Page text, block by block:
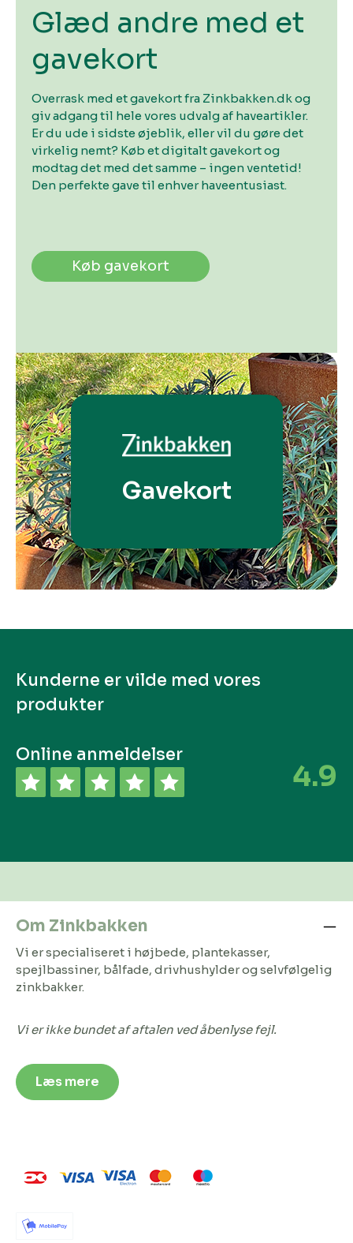
Glæd andre med et
gavekort
Overrask med et gavekort fra Zinkbakken.dk og
giv adgang til hele vores udvalg af haveartikler.
Er du ude i sidste øjeblik, eller vil du gøre det
virkelig nemt? Køb et digitalt gavekort og
modtag det med det samme – ingen ventetid!
Den perfekte gave til enhver haveentusiast.
Køb gavekort
Gavekort
Kunderne er vilde med vores
produkter
Online anmeldelser
4.9
Om Zinkbakken
Vi er specialiseret i højbede, plantekasser,
spejlbassiner, bålfade, drivhushylder og selvfølgelig
zinkbakker.
Vi er ikke bundet af aftalen ved åbenlyse fejl.
Læs mere